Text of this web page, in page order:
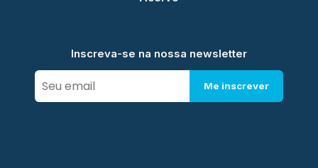
Inscreva-se na nossa newsletter
Me inscrever